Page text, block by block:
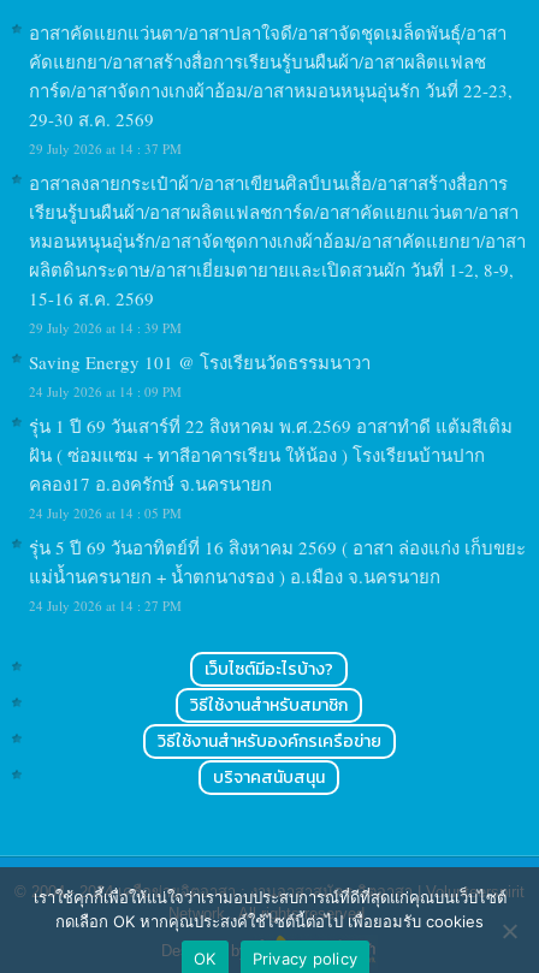
อาสาคัดแยกแว่นตา/อาสาปลาใจดี/อาสาจัดชุดเมล็ดพันธุ์/อาสา
คัดแยกยา/อาสาสร้างสื่อการเรียนรู้บนผืนผ้า/อาสาผลิตแฟลช
การ์ด/อาสาจัดกางเกงผ้าอ้อม/อาสาหมอนหนุนอุ่นรัก วันที่ 22-23,
29-30 ส.ค. 2569
29 July 2026 at 14 : 37 PM
อาสาลงลายกระเป๋าผ้า/อาสาเขียนศิลป์บนเสื้อ/อาสาสร้างสื่อการ
เรียนรู้บนผืนผ้า/อาสาผลิตแฟลชการ์ด/อาสาคัดแยกแว่นตา/อาสา
หมอนหนุนอุ่นรัก/อาสาจัดชุดกางเกงผ้าอ้อม/อาสาคัดแยกยา/อาสา
ผลิตดินกระดาษ/อาสาเยี่ยมตายายและเปิดสวนผัก วันที่ 1-2, 8-9,
15-16 ส.ค. 2569
29 July 2026 at 14 : 39 PM
Saving Energy 101 @ โรงเรียนวัดธรรมนาวา
24 July 2026 at 14 : 09 PM
รุ่น 1 ปี 69 วันเสาร์ที่ 22 สิงหาคม พ.ศ.2569 อาสาทำดี แต้มสีเติม
ฝัน ( ซ่อมแซม + ทาสีอาคารเรียน ให้น้อง ) โรงเรียนบ้านปาก
คลอง17 อ.องครักษ์ จ.นครนายก
24 July 2026 at 14 : 05 PM
รุ่น 5 ปี 69 วันอาทิตย์ที่ 16 สิงหาคม 2569 ( อาสา ล่องแก่ง เก็บขยะ
แม่น้ำนครนายก + น้ำตกนางรอง ) อ.เมือง จ.นครนายก
24 July 2026 at 14 : 27 PM
เว็บไซต์มีอะไรบ้าง?
วิธีใช้งานสำหรับสมาชิก
วิธีใช้งานสำหรับองค์กรเครือข่าย
บริจาคสนับสนุน
© 2004 - 2024เครือข่ายจิตอาสา : งานอาสาสมัคร จิตอาสา | Volunteerspirit
Network. All rights reserved.
Designed by
เราใช้คุกกี้เพื่อให้แน่ใจว่าเรามอบประสบการณ์ที่ดีที่สุดแก่คุณบนเว็บไซต์
กดเลือก OK หากคุณประสงค์ใช้ไซต์นี้ต่อไป เพื่อยอมรับ cookies
OK
Privacy policy